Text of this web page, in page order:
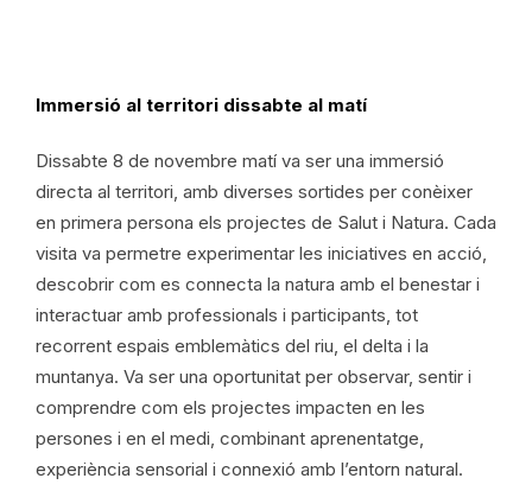
Immersió al territori dissabte al matí
Dissabte 8 de novembre matí va ser una immersió
directa al territori, amb diverses sortides per conèixer
en primera persona els projectes de Salut i Natura. Cada
visita va permetre experimentar les iniciatives en acció,
descobrir com es connecta la natura amb el benestar i
interactuar amb professionals i participants, tot
recorrent espais emblemàtics del riu, el delta i la
muntanya. Va ser una oportunitat per observar, sentir i
comprendre com els projectes impacten en les
persones i en el medi, combinant aprenentatge,
experiència sensorial i connexió amb l’entorn natural.